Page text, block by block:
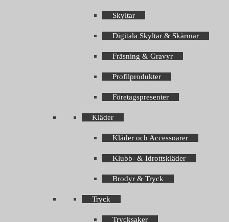
Skyltar
Digitala Skyltar & Skärmar
Fräsning & Gravyr
Profilprodukter
Företagspresenter
Kläder
Kläder och Accessoarer
Klubb- & Idrottskläder
Brodyr & Tryck
Tryck
Trycksaker